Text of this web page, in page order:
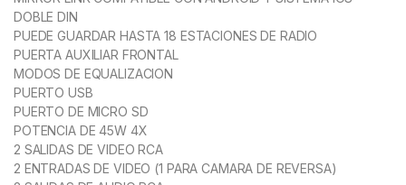
DOBLE DIN
PUEDE GUARDAR HASTA 18 ESTACIONES DE RADIO
PUERTA AUXILIAR FRONTAL
MODOS DE EQUALIZACION
PUERTO USB
PUERTO DE MICRO SD
POTENCIA DE 45W 4X
2 SALIDAS DE VIDEO RCA
2 ENTRADAS DE VIDEO (1 PARA CAMARA DE REVERSA)